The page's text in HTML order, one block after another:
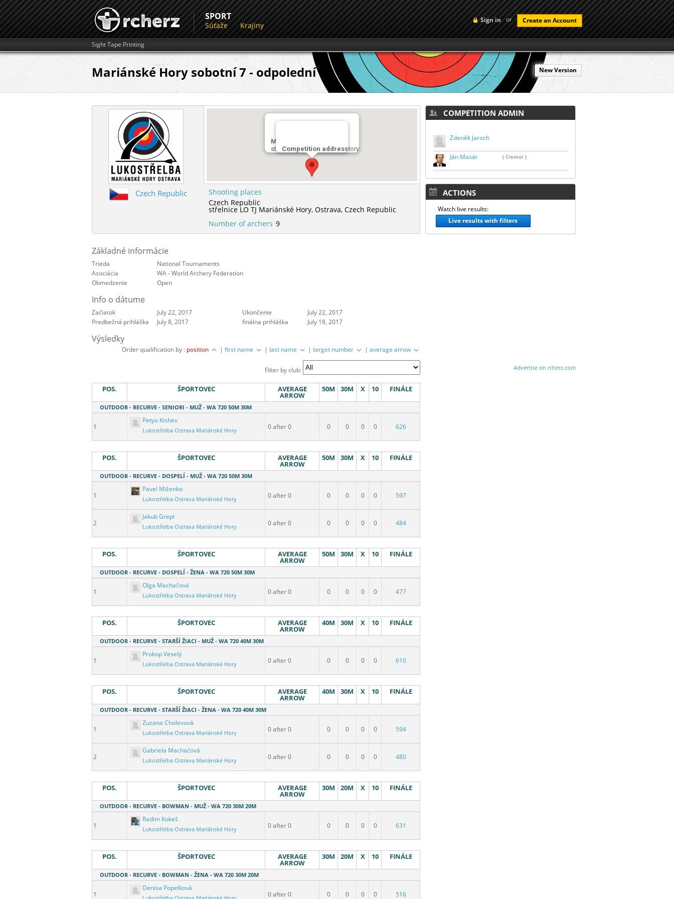
Sign in or Create an Account
SPORT
Súťaže Krajiny
Sight Tape Printing
Mariánské Hory sobotní 7 - odpolední New Version
Competition address
Miesto streľby
střelnice LO TJ Mariánské Hory
Czech Republic
Shooting places
Czech Republic
střelnice LO TJ Mariánské Hory,Ostrava,Czech Republic
Number of archers 9
Základné informácie
Trieda
National Tournaments
Asociácia
WA - World Archery Federation
Obmedzenie
Open
Info o dátume
Začiatok July 22, 2017 Ukončenie
July 22, 2017
Predbežná prihláška
July 8, 2017 finálna prihláška July 18, 2017
Výsledky
Order qualification by : position |first name | last name |target number |average arrow
Filter by club:
POS. ŠPORTOVEC AVERAGE
ARROW
50M 30M X 10 FINÁLE
OUTDOOR - RECURVE - SENIORI - MUŽ - WA 720 50M 30M
1
Petyo Kishev
Lukostřelba Ostrava Mariánské Hory 0 after 0 0 0 0 0 626
POS. ŠPORTOVEC AVERAGE
ARROW
50M 30M X 10 FINÁLE
OUTDOOR - RECURVE - DOSPELÍ - MUŽ - WA 720 50M 30M
1
Pavel Miženko
Lukostřelba Ostrava Mariánské Hory 0 after 0 0 0 0 0 597
2
Jakub Grepl
Lukostřelba Ostrava Mariánské Hory 0 after 0 0 0 0 0 484
POS. ŠPORTOVEC AVERAGE
ARROW
50M 30M X 10 FINÁLE
OUTDOOR - RECURVE - DOSPELÍ - ŽENA - WA 720 50M 30M
1
Olga Machačová
Lukostřelba Ostrava Mariánské Hory 0 after 0 0 0 0 0 477
POS. ŠPORTOVEC AVERAGE
ARROW
40M 30M X 10 FINÁLE
OUTDOOR - RECURVE - STARŠÍ ŽIACI - MUŽ - WA 720 40M 30M
1
Prokop Veselý
Lukostřelba Ostrava Mariánské Hory 0 after 0 0 0 0 0 610
POS. ŠPORTOVEC AVERAGE
ARROW
40M 30M X 10 FINÁLE
OUTDOOR - RECURVE - STARŠÍ ŽIACI - ŽENA - WA 720 40M 30M
1
Zuzana Cholevová
Lukostřelba Ostrava Mariánské Hory 0 after 0 0 0 0 0 594
2
Gabriela Machačová
Lukostřelba Ostrava Mariánské Hory 0 after 0 0 0 0 0 480
POS. ŠPORTOVEC AVERAGE
ARROW
30M 20M X 10 FINÁLE
OUTDOOR - RECURVE - BOWMAN - MUŽ - WA 720 30M 20M
1
Radim Kokeš
Lukostřelba Ostrava Mariánské Hory 0 after 0 0 0 0 0 631
POS. ŠPORTOVEC AVERAGE
ARROW
30M 20M X 10 FINÁLE
OUTDOOR - RECURVE - BOWMAN - ŽENA - WA 720 30M 20M
1
Denisa Popelková
0 after 0 0 0 0 0 516
COMPETITION ADMIN
Zdeněk Jaroch
Ján Masár ( Creator )
ACTIONS
Watch live results:
Live results with filters
Advertise on rcherz.com